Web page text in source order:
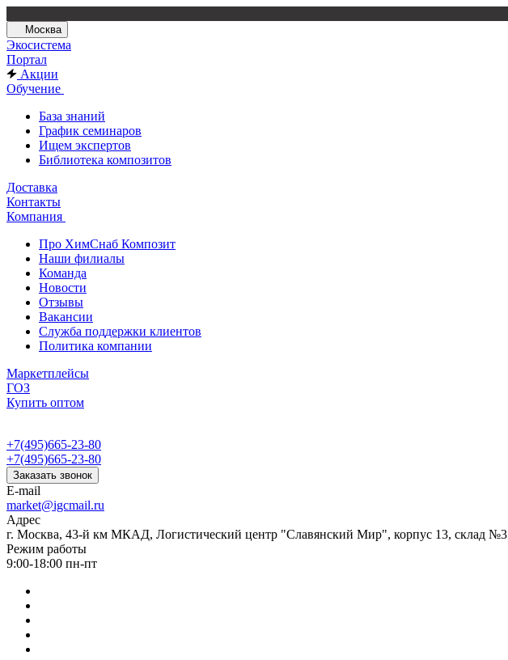
Москва
Экосистема
Портал
Акции
Обучение
База знаний
График семинаров
Ищем экспертов
Библиотека композитов
Доставка
Контакты
Компания
Про ХимСнаб Композит
Наши филиалы
Команда
Новости
Отзывы
Вакансии
Служба поддержки клиентов
Политика компании
Маркетплейсы
ГОЗ
Купить оптом
+7(495)665-23-80
+7(495)665-23-80
Заказать звонок
E-mail
market@igcmail.ru
Адрес
г. Москва, 43-й км МКАД, Логистический центр "Славянский Мир", корпус 13, склад №3
Режим работы
9:00-18:00 пн-пт